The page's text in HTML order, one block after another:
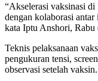
“Akselerasi vaksinasi
dengan kolaborasi
kata Iptu Anshori, Rabu
Teknis pelaksanaan
pengukuran tensi,
observasi setelah vaksin.